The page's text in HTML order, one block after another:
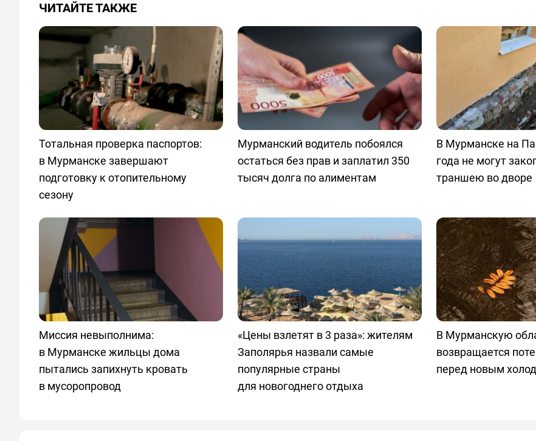
ЧИТАЙТЕ ТАКЖЕ
Тотальная проверка паспортов:
в Мурманске завершают
подготовку к отопительному
сезону
Мурманский водитель побоялся
остаться без прав и заплатил 350
тысяч долга по алиментам
В Мурманске на
года не могут
траншею во дворе
Миссия невыполнима:
в Мурманске жильцы дома
пытались запихнуть кровать
в мусоропровод
«Цены взлетят в 3 раза»: жителям
Заполярья назвали самые
популярные страны
для новогоднего отдыха
В Мурманскую
возвращается
перед новым